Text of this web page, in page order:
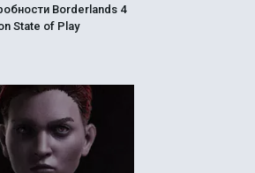
Borderlands 4
State of Play